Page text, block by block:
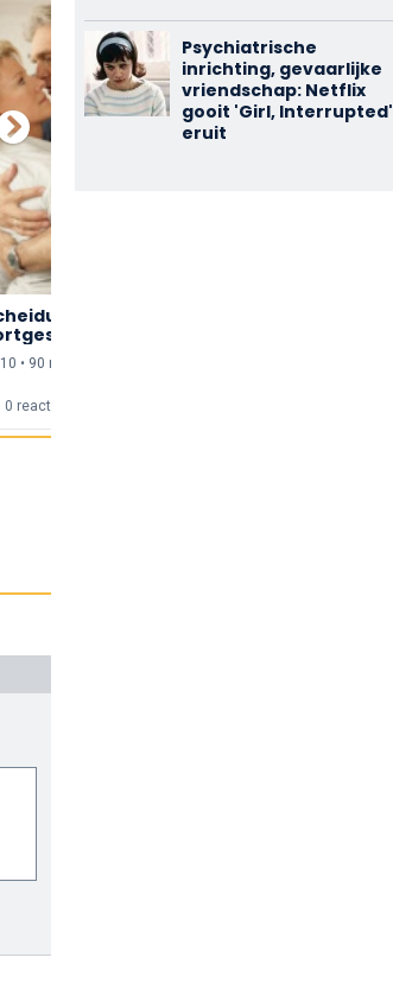
für
• 90 min
0 reacties
Psychiatrische
inrichting, gevaarlijke
vriendschap: Netflix
gooit 'Girl, Interrupted'
eruit